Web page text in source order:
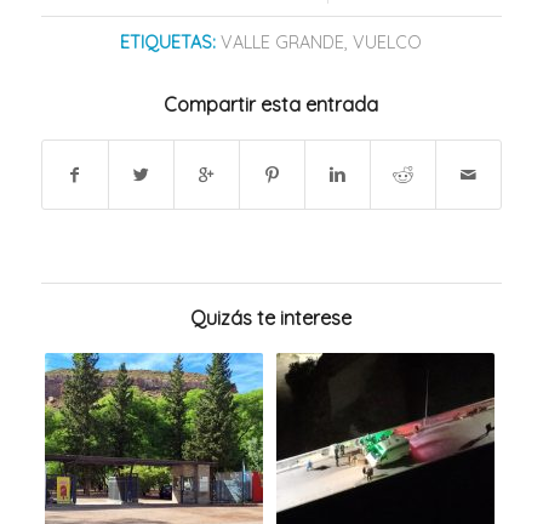
ETIQUETAS: VALLE GRANDE,VUELCO
Compartir esta entrada
Quizás te interese